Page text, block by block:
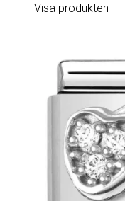
Visa produkten